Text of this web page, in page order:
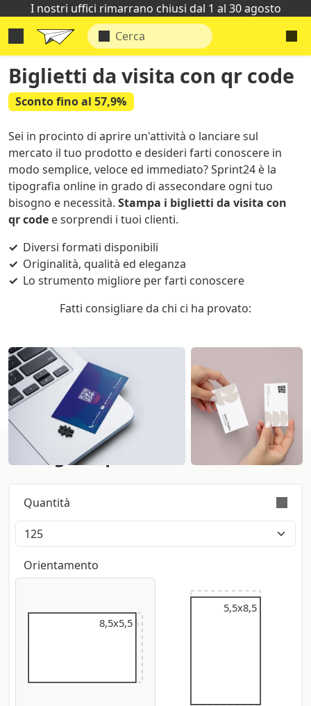
I nostri uffici rimarrano chiusi dal 1 al 30 agosto
Biglietti da visita con qr code
Sconto fino al 57,9%
Sei in procinto di aprire un'attività o lanciare sul
mercato il tuo prodotto e desideri farti conoscere in
modo semplice, veloce ed immediato? Sprint24 è la
tipografia online in grado di assecondare ogni tuo
bisogno e necessità. Stampa i biglietti da visita con
qr code e sorprendi i tuoi clienti.
Diversi formati disponibili
Originalità, qualità ed eleganza
Lo strumento migliore per farti conoscere
Fatti consigliare da chi ci ha provato:
Configura qui:
Quantità
L’ordine è validamente eseguito con tolleranza
sulla quantità di +/- 5%
Orientamento
9x5,5
8,5x5,5
5,5x9
5,5x8,5